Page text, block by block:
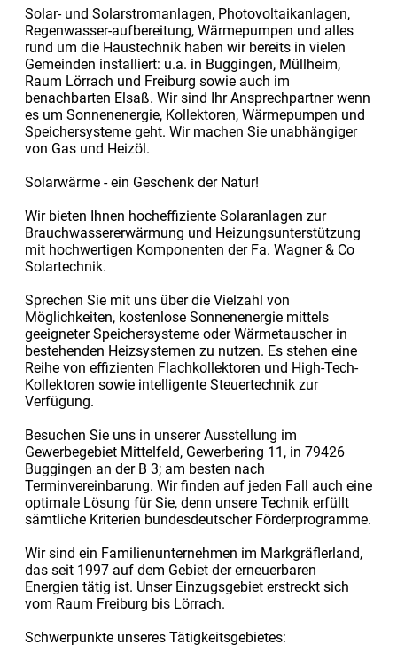
Solar- und Solarstromanlagen, Photovoltaikanlagen,
Regenwasser-aufbereitung, Wärmepumpen und alles
rund um die Haustechnik haben wir bereits in vielen
Gemeinden installiert: u.a. in Buggingen, Müllheim,
Raum Lörrach und Freiburg sowie auch im
benachbarten Elsaß. Wir sind Ihr Ansprechpartner wenn
es um Sonnenenergie, Kollektoren, Wärmepumpen und
Speichersysteme geht. Wir machen Sie unabhängiger
von Gas und Heizöl.
Solarwärme - ein Geschenk der Natur!
Wir bieten Ihnen hocheffiziente Solaranlagen zur
Brauchwassererwärmung und Heizungsunterstützung
mit hochwertigen Komponenten der Fa. Wagner & Co
Solartechnik.
Sprechen Sie mit uns über die Vielzahl von
Möglichkeiten, kostenlose Sonnenenergie mittels
geeigneter Speichersysteme oder Wärmetauscher in
bestehenden Heizsystemen zu nutzen. Es stehen eine
Reihe von effizienten Flachkollektoren und High-Tech-
Kollektoren sowie intelligente Steuertechnik zur
Verfügung.
Besuchen Sie uns in unserer Ausstellung im
Gewerbegebiet Mittelfeld, Gewerbering 11, in 79426
Buggingen an der B 3; am besten nach
Terminvereinbarung. Wir finden auf jeden Fall auch eine
optimale Lösung für Sie, denn unsere Technik erfüllt
sämtliche Kriterien bundesdeutscher Förderprogramme.
Wir sind ein Familienunternehmen im Markgräflerland,
das seit 1997 auf dem Gebiet der erneuerbaren
Energien tätig ist. Unser Einzugsgebiet erstreckt sich
vom Raum Freiburg bis Lörrach.
Schwerpunkte unseres Tätigkeitsgebietes: